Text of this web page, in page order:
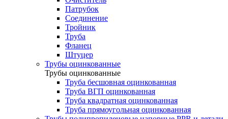
Патрубок
Соединение
Тройник
Труба
Фланец
Штуцер
Трубы оцинкованные
Трубы оцинкованные
Труба бесшовная оцинкованная
Труба ВГП оцинкованная
Труба квадратная оцинкованная
Труба прямоугольная оцинкованная